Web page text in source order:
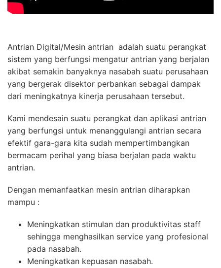
Antrian Digital/Mesin antrian adalah suatu perangkat
sistem yang berfungsi mengatur antrian yang berjalan
akibat semakin banyaknya nasabah suatu perusahaan
yang bergerak disektor perbankan sebagai dampak
dari meningkatnya kinerja perusahaan tersebut.
Kami mendesain suatu perangkat dan aplikasi antrian
yang berfungsi untuk menanggulangi antrian secara
efektif gara-gara kita sudah mempertimbangkan
bermacam perihal yang biasa berjalan pada waktu
antrian.
Dengan memanfaatkan mesin antrian diharapkan
mampu :
Meningkatkan stimulan dan produktivitas staff
sehingga menghasilkan service yang profesional
pada nasabah.
Meningkatkan kepuasan nasabah.